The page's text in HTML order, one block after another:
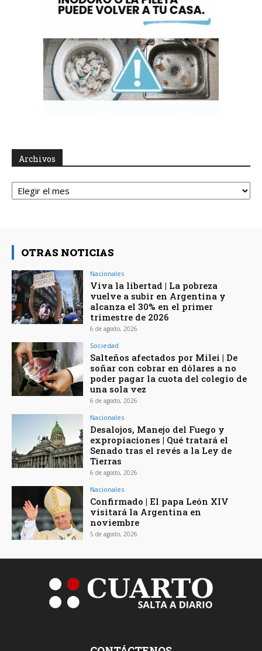
Archivos
Archivos
OTRAS NOTICIAS
Nacionales
Viva la libertad | La pobreza
vuelve a subir en Argentina y
alcanza el 30% en el primer
trimestre de 2026
6 de agosto, 2026
Sociedad
Salteños afectados por Milei | De
soñar con cobrar en dólares a no
poder pagar la cuota del colegio de
una sola vez
6 de agosto, 2026
Nacionales
Desalojos, Manejo del Fuego y
expropiaciones | Qué tratará el
Senado tras el revés a la Ley de
Tierras
6 de agosto, 2026
Nacionales
Confirmado | El papa León XIV
visitará la Argentina en
noviembre
5 de agosto, 2026